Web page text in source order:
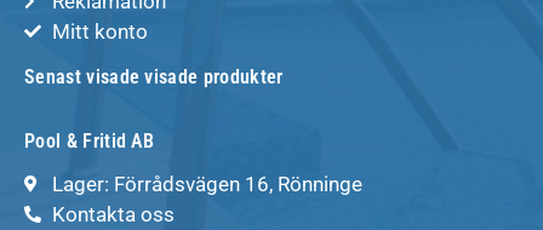
Mitt konto
Senast visade visade produkter
Pool & Fritid AB
Lager: Förrådsvägen 16, Rönninge
Kontakta oss